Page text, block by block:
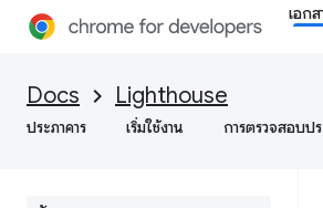
เอกส
Docs Lighthouse
ประภาคาร เริ่มใช้งาน การตรวจสอบป